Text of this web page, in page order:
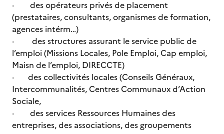
· des opérateurs privés de placement
(prestataires, consultants, organismes de formation,
agences intérm…)
· des structures assurant le service public de
l’emploi (Missions Locales, Pole Emploi, Cap emploi,
Maisn de l’emploi, DIRECCTE)
· des collectivités locales (Conseils Généraux,
Intercommunalités, Centres Communaux d’Action
Sociale,
· des services Ressources Humaines des
entreprises, des associations, des groupements